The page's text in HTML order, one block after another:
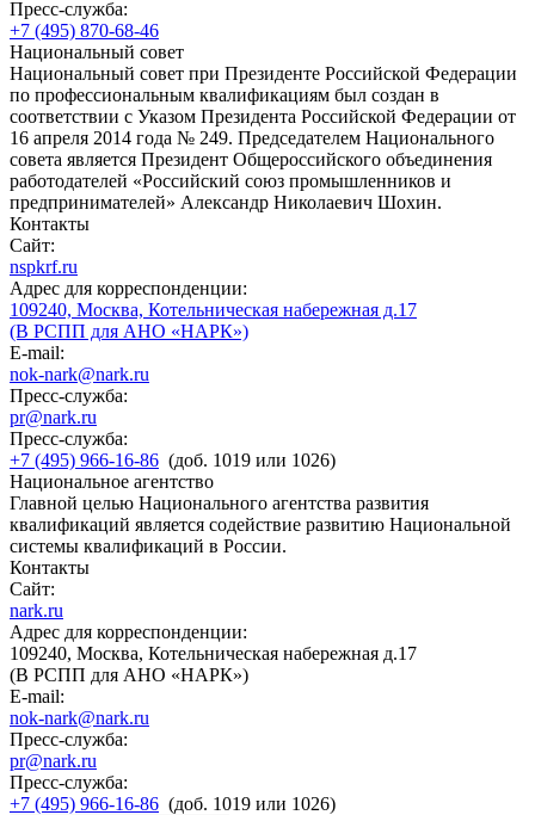
Пресс-служба:
+7 (495) 870-68-46
Национальный совет
Национальный совет при Президенте Российской Федерации
по профессиональным квалификациям был создан в
соответствии с Указом Президента Российской Федерации от
16 апреля 2014 года № 249. Председателем Национального
совета является Президент Общероссийского объединения
работодателей «Российский союз промышленников и
предпринимателей» Александр Николаевич Шохин.
Контакты
Сайт:
nspkrf.ru
Адрес для корреспонденции:
109240, Москва, Котельническая набережная д.17
(В РСПП для АНО «НАРК»)
E-mail:
nok-nark@nark.ru
Пресс-служба:
pr@nark.ru
Пресс-служба:
+7 (495) 966-16-86 (доб. 1019 или 1026)
Национальное агентство
Главной целью Национального агентства развития
квалификаций является содействие развитию Национальной
системы квалификаций в России.
Контакты
Сайт:
nark.ru
Адрес для корреспонденции:
109240, Москва, Котельническая набережная д.17
(В РСПП для АНО «НАРК»)
E-mail:
nok-nark@nark.ru
Пресс-служба:
pr@nark.ru
Пресс-служба:
+7 (495) 966-16-86 (доб. 1019 или 1026)